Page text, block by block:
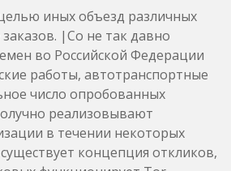
иных объезд различных
|Со не так давно
во Российской Федерации
работы, автотранспортные
число опробованных
реализовывают
в течении некоторых
концепция откликов,